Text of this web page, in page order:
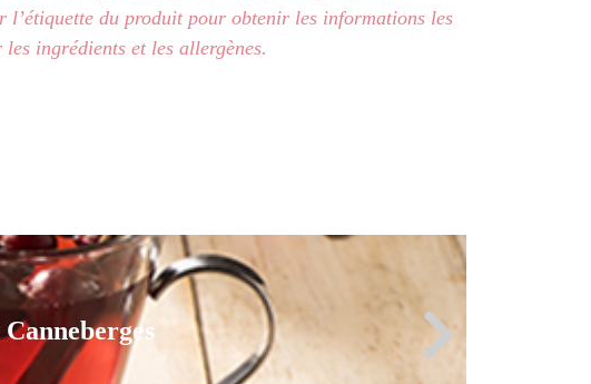
l’étiquette du produit pour obtenir les informations les
les ingrédients et les allergènes.